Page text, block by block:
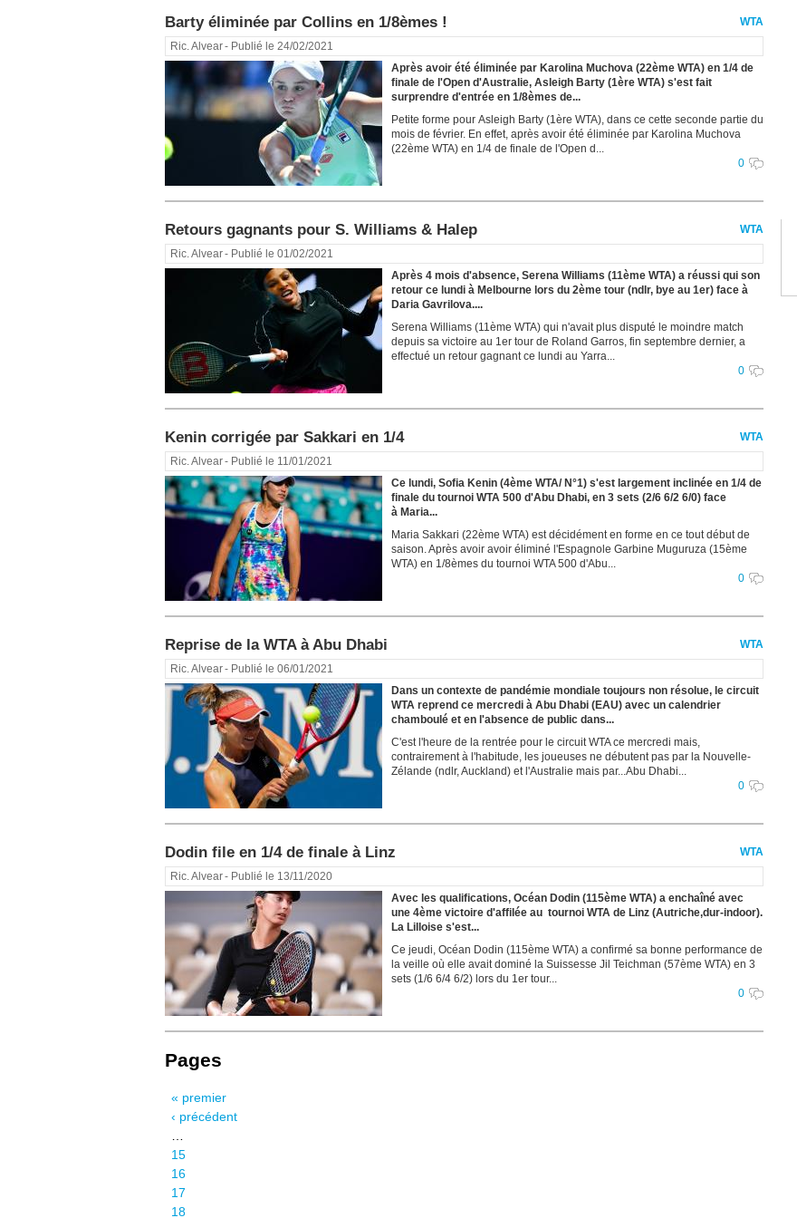
Barty éliminée par Collins en 1/8èmes !
WTA
Ric. Alvear- Publié le 24/02/2021
Après avoir été éliminée par Karolina Muchova (22ème WTA) en 1/4 de
finale de l'Open d'Australie, Asleigh Barty (1ère WTA) s'est fait
surprendre d'entrée en 1/8èmes de...
Petite forme pour Asleigh Barty (1ère WTA), dans ce cette seconde partie du
mois de février. En effet, après avoir été éliminée par Karolina Muchova
(22ème WTA) en 1/4 de finale de l'Open d...
0
Retours gagnants pour S. Williams & Halep
WTA
Ric. Alvear- Publié le 01/02/2021
Après 4 mois d'absence, Serena Williams (11ème WTA) a réussi qui son
retour ce lundi à Melbourne lors du 2ème tour (ndlr, bye au 1er) face à
Daria Gavrilova....
Serena Williams (11ème WTA) qui n'avait plus disputé le moindre match
depuis sa victoire au 1er tour de Roland Garros, fin septembre dernier, a
effectué un retour gagnant ce lundi au Yarra...
0
Kenin corrigée par Sakkari en 1/4
WTA
Ric. Alvear- Publié le 11/01/2021
Ce lundi, Sofia Kenin (4ème WTA/ N°1) s'est largement inclinée en 1/4 de
finale du tournoi WTA 500 d'Abu Dhabi, en 3 sets (2/6 6/2 6/0) face
à Maria...
Maria Sakkari (22ème WTA) est décidément en forme en ce tout début de
saison. Après avoir avoir éliminé l'Espagnole Garbine Muguruza (15ème
WTA) en 1/8èmes du tournoi WTA 500 d'Abu...
0
Reprise de la WTA à Abu Dhabi
WTA
Ric. Alvear- Publié le 06/01/2021
Dans un contexte de pandémie mondiale toujours non résolue, le circuit
WTA reprend ce mercredi à Abu Dhabi (EAU) avec un calendrier
chamboulé et en l'absence de public dans...
C'est l'heure de la rentrée pour le circuit WTA ce mercredi mais,
contrairement à l'habitude, les joueuses ne débutent pas par la Nouvelle-
Zélande (ndlr, Auckland) et l'Australie mais par...Abu Dhabi...
0
Dodin file en 1/4 de finale à Linz
WTA
Ric. Alvear- Publié le 13/11/2020
Avec les qualifications, Océan Dodin (115ème WTA) a enchaîné avec
une 4ème victoire d'affilée au tournoi WTA de Linz (Autriche,dur-indoor).
La Lilloise s'est...
Ce jeudi, Océan Dodin (115ème WTA) a confirmé sa bonne performance de
la veille où elle avait dominé la Suissesse Jil Teichman (57ème WTA) en 3
sets (1/6 6/4 6/2) lors du 1er tour...
0
Pages
« premier
‹ précédent
15
16
17
18